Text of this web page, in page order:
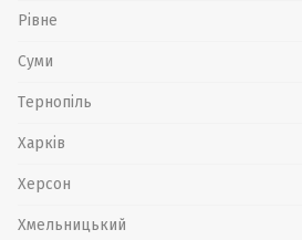
Рівне
Суми
Тернопіль
Харків
Херсон
Хмельницький